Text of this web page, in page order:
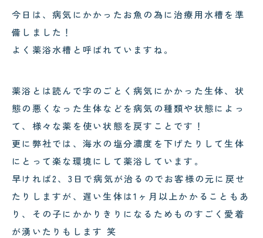
2026.08.04
説
2026.08.03
期メンテナンスの大切さ
今日は、病気にかかったお魚の為に治療用水槽を準
備しました！
よく薬浴水槽と呼ばれていますね。
薬浴とは読んで字のごとく病気にかかった生体、状
態の悪くなった生体などを病気の種類や状態によっ
て、様々な薬を使い状態を戻すことです！
更に弊社では、海水の塩分濃度を下げたりして生体
にとって楽な環境にして薬浴しています。
早ければ2、3日で病気が治るのでお客様の元に戻せ
たりしますが、遅い生体は1ヶ月以上かかることもあ
り、その子にかかりきりになるためものすごく愛着
が湧いたりもします 笑